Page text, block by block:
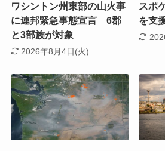
ワシントン州東部の山火事
に連邦緊急事態宣言 6郡
と3部族が対象
2026年8月4日(火)
スポ
を支